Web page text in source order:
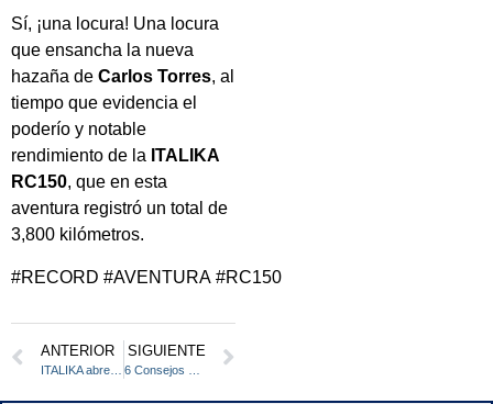
Sí, ¡una locura! Una locura
que ensancha la nueva
hazaña de Carlos Torres, al
tiempo que evidencia el
poderío y notable
rendimiento de la ITALIKA
RC150, que en esta
aventura registró un total de
3,800 kilómetros.
#RECORD #AVENTURA #RC150
ANTERIOR SIGUIENTE